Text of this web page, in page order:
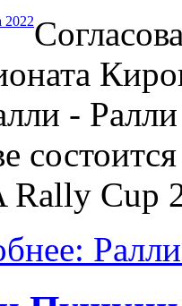
-
Cup